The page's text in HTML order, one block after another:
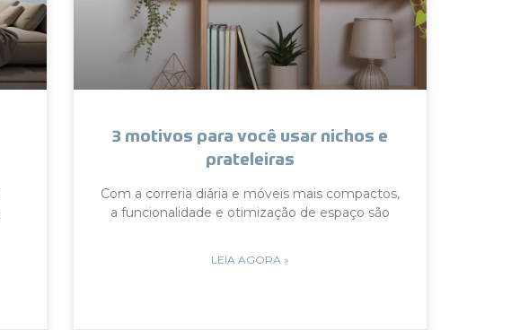
3 motivos para você usar nichos e
prateleiras
Com a correria diária e móveis mais compactos,
a funcionalidade e otimização de espaço são
LEIA AGORA »